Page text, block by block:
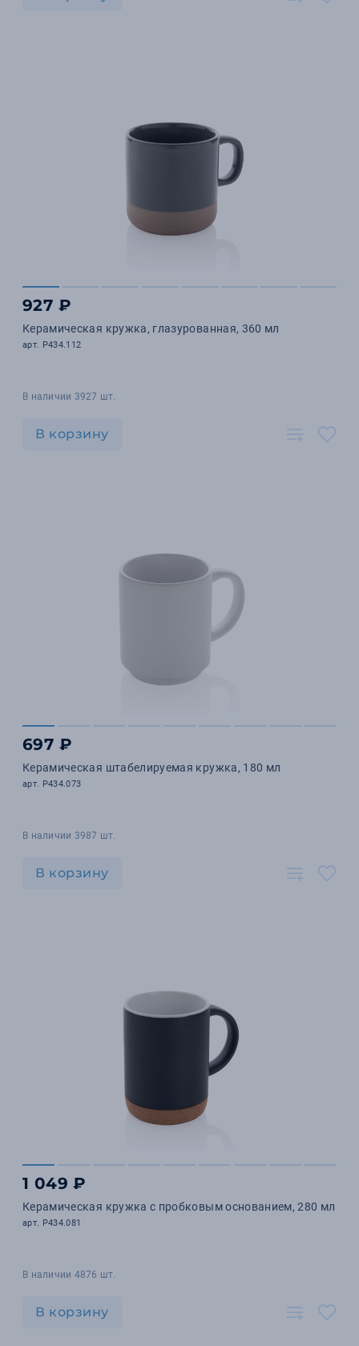
927 ₽
Керамическая кружка, глазурованная, 360 мл
арт. P434.112
В наличии 3927 шт.
В корзину
697 ₽
Керамическая штабелируемая кружка, 180 мл
арт. P434.073
В наличии 3987 шт.
В корзину
1 049 ₽
Керамическая кружка с пробковым основанием, 280 мл
арт. P434.081
В наличии 4876 шт.
В корзину